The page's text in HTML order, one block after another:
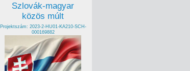
Szlovák-magyar
közös múlt
Projektszám: 2023-2-HU01-KA210-SCH-
000169882